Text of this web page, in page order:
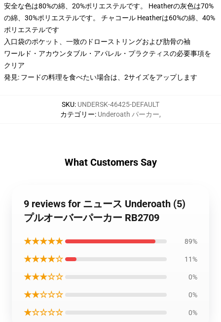
安全な色は80%の綿、20%ポリエステルです。 Heatherの灰色は70%
の綿、30%ポリエステルです。 チャコール Heatherは60%の綿、40%
ポリエステルです
入口袋のポケット、一致のドローストリングおよび肋骨の袖
ワールド・アカウンタブル・アパレル・プラクティスの必要事項を
クリア
発見: フードの料理を食べたい場合は、2サイズをアップします
SKU: UNDERSK-46425-DEFAULT
カテゴリー: Underoath パーカー,
What Customers Say
9 reviews for ニュース Underoath (5)
プルオーバーパーカー RB2709
★★★★★ 89%
★★★★☆ 11%
★★★☆☆ 0%
★★☆☆☆ 0%
★☆☆☆☆ 0%